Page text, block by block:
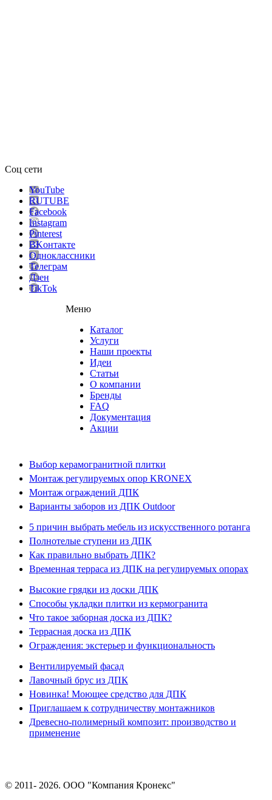
Соц сети
YouTube
RUTUBE
Facebook
Instagram
Pinterest
ВKонтакте
Одноклассники
Телеграм
Дзен
TikTok
Меню
Каталог
Услуги
Наши проекты
Идеи
Статьи
О компании
Бренды
FAQ
Документация
Акции
Выбор керамогранитной плитки
Монтаж регулируемых опор KRONEX
Монтаж ограждений ДПК
Варианты заборов из ДПК Outdoor
5 причин выбрать мебель из искусственного ротанга
Полнотелые ступени из ДПК
Как правильно выбрать ДПК?
Временная терраса из ДПК на регулируемых опорах
Высокие грядки из доски ДПК
Способы укладки плитки из кермогранита
Что такое заборная доска из ДПК?
Террасная доска из ДПК
Ограждения: экстерьер и функциональность
Вентилируемый фасад
Лавочный брус из ДПК
Новинка! Моющее средство для ДПК
Приглашаем к сотрудничеству монтажников
Древесно-полимерный композит: производство и
применение
© 2011- 2026. ООО "Компания Кронекс"